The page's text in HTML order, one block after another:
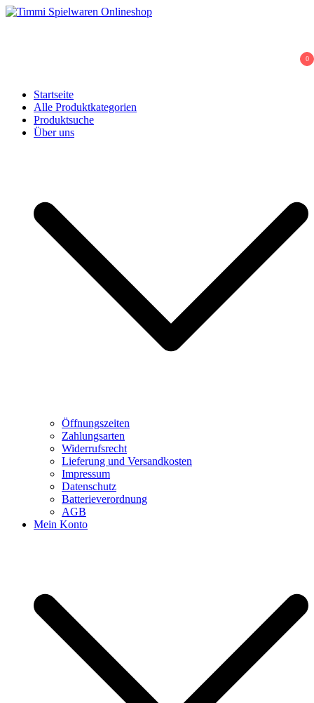
Skip
0
Startseite
Alle Produktkategorien
Produktsuche
Über uns
Öffnungszeiten
Zahlungsarten
Widerrufsrecht
Lieferung und Versandkosten
Impressum
Datenschutz
Batterieverordnung
AGB
Mein Konto